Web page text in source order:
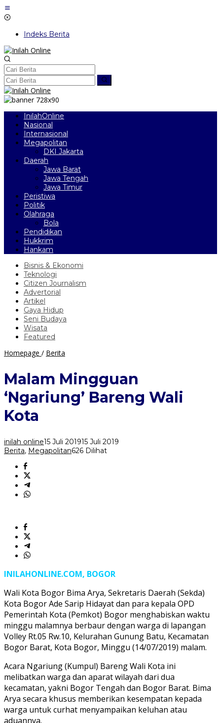
Lewati
ke
Indeks Berita
InilahOnline
Nasional
Internasional
Megapolitan
DKI Jakarta
Daerah
Jawa Barat
Jawa Tengah
Jawa Timur
Peristiwa
Politik
Olahraga
Bola
Pendidikan
Hukkrim
Hankam
Bisnis & Ekonomi
Teknologi
Citizen Journalism
Advertorial
Artikel
Gaya Hidup
Seni Budaya
Wisata
Featured
Homepage / Berita
'Ngariung'
Bareng
Kota
Malam Mingguan
‘Ngariung’ Bareng Wali
Kota
inilah online15 Juli 201915 Juli 2019
Berita, Megapolitan626 Dilihat
INILAHONLINE.COM, BOGOR
Wali Kota Bogor Bima Arya, Sekretaris Daerah (Sekda)
Kota Bogor Ade Sarip Hidayat dan para kepala OPD
Pemerintah Kota (Pemkot) Bogor menghabiskan waktu
minggu malamnya berbaur dengan warga di lapangan
Volley Rt.05 Rw.10, Kelurahan Gunung Batu, Kecamatan
Bogor Barat, Kota Bogor, Minggu (14/07/2019) malam.
Acara Ngariung (Kumpul) Bareng Wali Kota ini
melibatkan warga dan aparat wilayah dari dua
kecamatan, yakni Bogor Tengah dan Bogor Barat. Bima
Arya secara khusus memberikan kesempatan kepada
warga untuk curhat menyampaikan keluhan atau
aduannya.